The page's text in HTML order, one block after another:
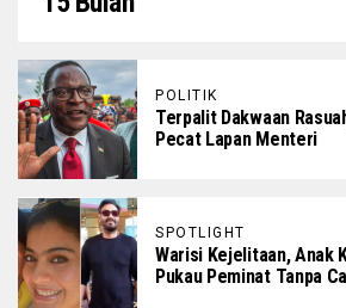
POLITIK
Terpalit Dakwaan
Pecat Lapan Menteri
SPOTLIGHT
Warisi Kejelitaan, Anak
Pukau Peminat Tanpa